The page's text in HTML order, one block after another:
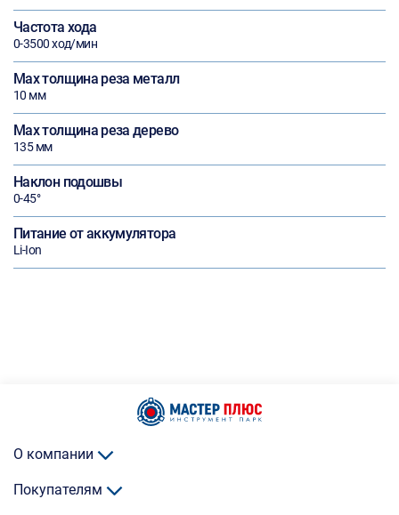
Частота хода
0-3500 ход/мин
Max толщина реза металл
10 мм
Max толщина реза дерево
135 мм
Наклон подошвы
0-45°
Питание от аккумулятора
Li-Ion
О компании
Покупателям